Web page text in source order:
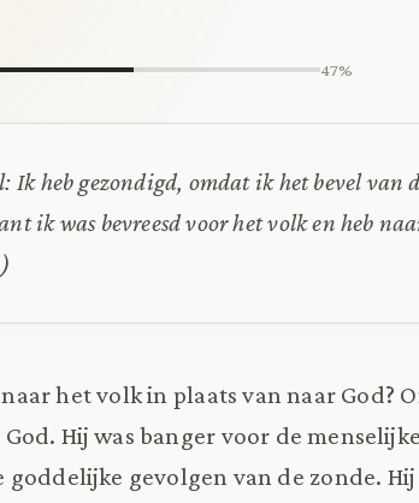
47%
Ik heb gezondigd, omdat ik het bevel van
ik was bevreesd voor het volk en heb
)
het volk in plaats van naar God?
Hij was banger voor de
gevolgen van de zonde.